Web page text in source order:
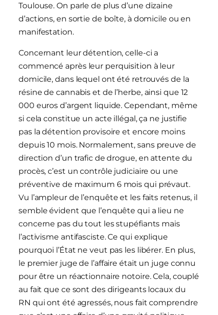
Toulouse. On parle de plus d’une dizaine
d’actions, en sortie de boîte, à domicile ou en
manifestation.
Concernant leur détention, celle-ci a
commencé après leur perquisition à leur
domicile, dans lequel ont été retrouvés de la
résine de cannabis et de l’herbe, ainsi que 12
000 euros d’argent liquide. Cependant, même
si cela constitue un acte illégal, ça ne justifie
pas la détention provisoire et encore moins
depuis 10 mois. Normalement, sans preuve de
direction d’un trafic de drogue, en attente du
procès, c’est un contrôle judiciaire ou une
préventive de maximum 6 mois qui prévaut.
Vu l’ampleur de l’enquête et les faits retenus, il
semble évident que l’enquête qui a lieu ne
concerne pas du tout les stupéfiants mais
l’activisme antifasciste. Ce qui explique
pourquoi l’État ne veut pas les libérer. En plus,
le premier juge de l’affaire était un juge connu
pour être un réactionnaire notoire. Cela, couplé
au fait que ce sont des dirigeants locaux du
RN qui ont été agressés, nous fait comprendre